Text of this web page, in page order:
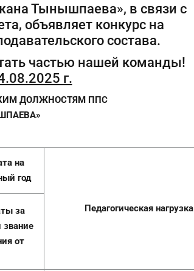
Тынышпаева», в связи с
объявляет конкурс на
состава.
частью нашей команды!
г.
ДОЛЖНОСТЯМ ППС
»
на
год
Педагогическая нагрузка
за
звание
от